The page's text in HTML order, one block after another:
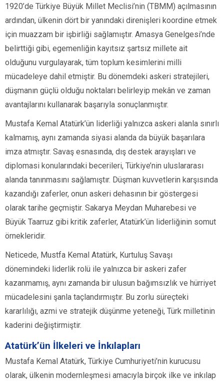
1920’de Türkiye Büyük Millet Meclisi’nin (TBMM) açılmasının
ardından, ülkenin dört bir yanındaki direnişleri koordine etmek
için muazzam bir işbirliği sağlamıştır. Amasya Genelgesi’nde
belirttiği gibi, egemenliğin kayıtsız şartsız millete ait
olduğunu vurgulayarak, tüm toplum kesimlerini milli
mücadeleye dahil etmiştir. Bu dönemdeki askeri stratejileri,
düşmanın güçlü olduğu noktaları belirleyip mekân ve zaman
avantajlarını kullanarak başarıyla sonuçlanmıştır.
Mustafa Kemal Atatürk’ün liderliği yalnızca askeri alanla sınırlı
kalmamış, aynı zamanda siyasi alanda da büyük başarılara
imza atmıştır. Savaş esnasında, dış destek arayışları ve
diplomasi konularındaki becerileri, Türkiye’nin uluslararası
alanda tanınmasını sağlamıştır. Düşman kuvvetlerin karşısında
kazandığı zaferler, onun askeri dehasının bir göstergesi
olarak tarihe geçmiştir. Sakarya Meydan Muharebesi ve
Büyük Taarruz gibi kritik zaferler, Atatürk’ün liderliğinin somut
örnekleridir.
Neticede, Mustfa Kemal Atatürk, Kurtuluş Savaşı
dönemindeki liderlik rolü ile yalnızca bir askeri zafer
kazanmamış, aynı zamanda bir ulusun bağımsızlık ve hürriyet
mücadelesini şanla taçlandırmıştır. Bu zorlu süreçteki
kararlılığı, azmi ve stratejik düşünme yeteneği, Türk milletinin
kaderini değiştirmiştir.
Atatürk’ün İlkeleri ve İnkılapları
Mustafa Kemal Atatürk, Türkiye Cumhuriyeti’nin kurucusu
olarak, ülkenin modernleşmesi amacıyla birçok ilke ve inkılap